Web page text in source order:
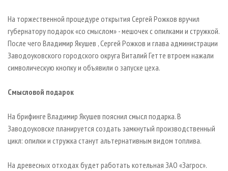
На торжественной процедуре открытия Сергей Рожков вручил
губернатору подарок «со смыслом» - мешочек с опилками и стружкой.
После чего Владимир Якушев , Сергей Рожков и глава администрации
Заводоуковского городского округа Виталий Гетте втроем нажали
символическую кнопку и объявили о запуске цеха.
Смысловой подарок
На брифинге Владимир Якушев пояснил смысл подарка. В
Заводоуковске планируется создать замкнутый производственный
цикл: опилки и стружка станут альтернативным видом топлива.
На древесных отходах будет работать котельная ЗАО «Загрос».